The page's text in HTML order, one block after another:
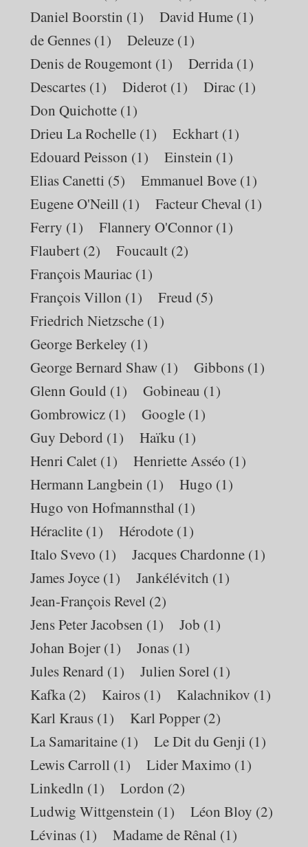
Daniel Boorstin (1) David Hume (1)
de Gennes (1) Deleuze (1)
Denis de Rougemont (1) Derrida (1)
Descartes (1) Diderot (1) Dirac (1)
Don Quichotte (1)
Drieu La Rochelle (1) Eckhart (1)
Edouard Peisson (1) Einstein (1)
Elias Canetti (5) Emmanuel Bove (1)
Eugene O'Neill (1) Facteur Cheval (1)
Ferry (1) Flannery O'Connor (1)
Flaubert (2) Foucault (2)
François Mauriac (1)
François Villon (1) Freud (5)
Friedrich Nietzsche (1)
George Berkeley (1)
George Bernard Shaw (1) Gibbons (1)
Glenn Gould (1) Gobineau (1)
Gombrowicz (1) Google (1)
Guy Debord (1) Haïku (1)
Henri Calet (1) Henriette Asséo (1)
Hermann Langbein (1) Hugo (1)
Hugo von Hofmannsthal (1)
Héraclite (1) Hérodote (1)
Italo Svevo (1) Jacques Chardonne (1)
James Joyce (1) Jankélévitch (1)
Jean-François Revel (2)
Jens Peter Jacobsen (1) Job (1)
Johan Bojer (1) Jonas (1)
Jules Renard (1) Julien Sorel (1)
Kafka (2) Kairos (1) Kalachnikov (1)
Karl Kraus (1) Karl Popper (2)
La Samaritaine (1) Le Dit du Genji (1)
Lewis Carroll (1) Lider Maximo (1)
Linkedln (1) Lordon (2)
Ludwig Wittgenstein (1) Léon Bloy (2)
Lévinas (1) Madame de Rênal (1)